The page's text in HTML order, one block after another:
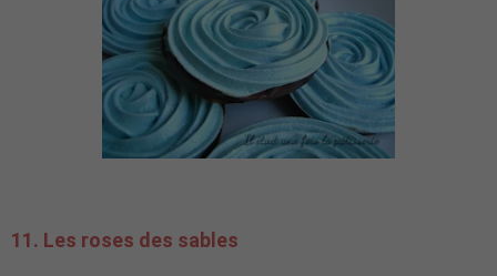
11. Les roses des sables